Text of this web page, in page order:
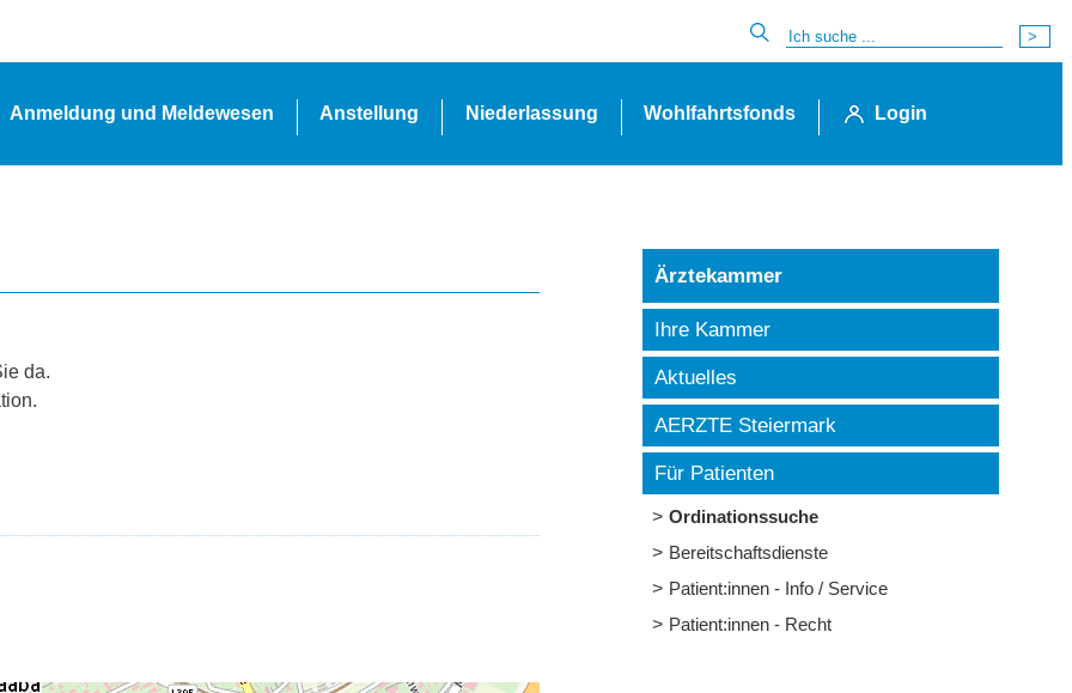
Anmeldung und Meldewesen Anstellung Niederlassung Wohlfahrtsfonds Login
da.
Ärztekammer
Ihre Kammer
Aktuelles
AERZTE Steiermark
Für Patienten
Ordinationssuche
Bereitschaftsdienste
Patient:innen - Info / Service
Patient:innen - Recht